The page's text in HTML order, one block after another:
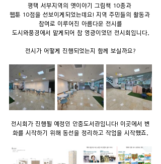
평택 서부지역의 옛이야기 그림책 10종과
웹툰 10점을 선보이게되었는데요! 지역 주민들의 활동과
참여로 이루어진 아름다운 전시를
도시와풍경에서 맡게되어 참 영광이였던 전시회입니다.
전시가 어떻게 진행되었는지 함께 보실까요?
전시회가 진행될 예정인 안중도서관입니다! 이곳에서 변
화를 시작하기 위해 동선을 정리하고 작업을 시작했죠.